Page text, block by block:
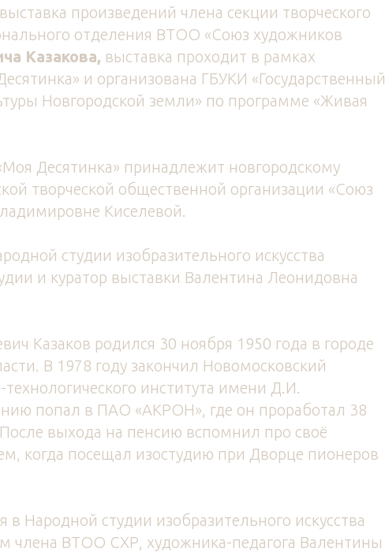
произведений члена секции творческого
отделения ВТОО «Союз художников
Казакова, выставка проходит в рамках
и организована ГБУКИ «Государственный
Новгородской земли» по программе «Живая
Десятинка» принадлежит новгородскому
творческой общественной организации «Союз
Киселевой.
студии изобразительного искусства
и куратор выставки Валентина Леонидовна
Казаков родился 30 ноября 1950 года в городе
В 1978 году закончил Новомосковский
института имени Д.И.
попал в ПАО «АКРОН», где он проработал 38
выхода на пенсию вспомнил про своё
когда посещал изостудию при Дворце пионеров
в Народной студии изобразительного искусства
члена ВТОО СХР, художника-педагога Валентины